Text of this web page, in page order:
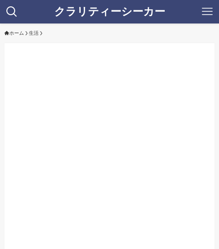
クラリティーシーカー
ホーム 生活